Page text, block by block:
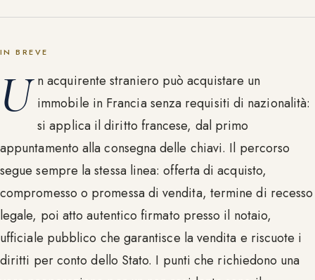
IN BREVE
U n acquirente straniero può acquistare un
immobile in Francia senza requisiti di nazionalità:
si applica il diritto francese, dal primo
appuntamento alla consegna delle chiavi. Il percorso
segue sempre la stessa linea: offerta di acquisto,
compromesso o promessa di vendita, termine di recesso
legale, poi atto autentico firmato presso il notaio,
ufficiale pubblico che garantisce la vendita e riscuote i
diritti per conto dello Stato. I punti che richiedono una